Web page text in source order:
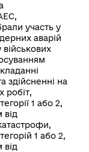
участь у
аварій
здійсненні на
робіт,
1 або 2,
від
1 або 2,
від